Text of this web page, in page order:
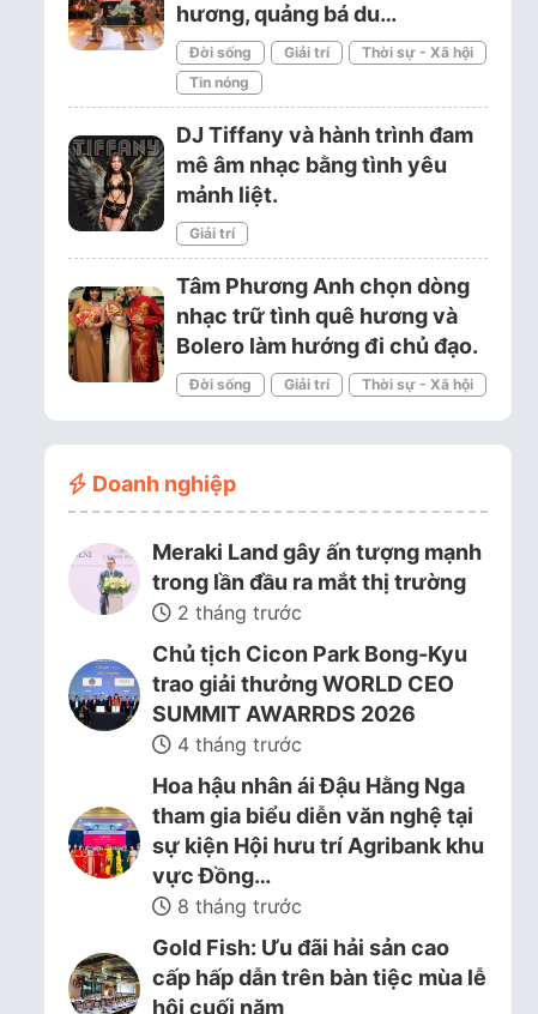
hương, quảng bá du…
Đời sống Giải trí
Thời sự - Xã hội
Tin nóng
DJ Tiffany và hành trình đam
mê âm nhạc bằng tình yêu
mảnh liệt.
Giải trí
Tâm Phương Anh chọn dòng
nhạc trữ tình quê hương và
Bolero làm hướng đi chủ đạo.
Đời sống Giải trí Thời sự - Xã hội
Doanh nghiệp
Meraki Land gây ấn tượng mạnh
trong lần đầu ra mắt thị trường
2 tháng trước
Chủ tịch Cicon Park Bong-Kyu
trao giải thưởng WORLD CEO
SUMMIT AWARRDS 2026
4 tháng trước
Hoa hậu nhân ái Đậu Hằng Nga
tham gia biểu diễn văn nghệ tại
sự kiện Hội hưu trí Agribank khu
vực Đồng…
8 tháng trước
Gold Fish: Ưu đãi hải sản cao
cấp hấp dẫn trên bàn tiệc mùa lễ
hội cuối năm